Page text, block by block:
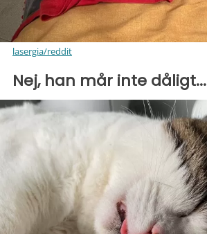
lasergia/reddit
Nej, han mår inte dåligt...